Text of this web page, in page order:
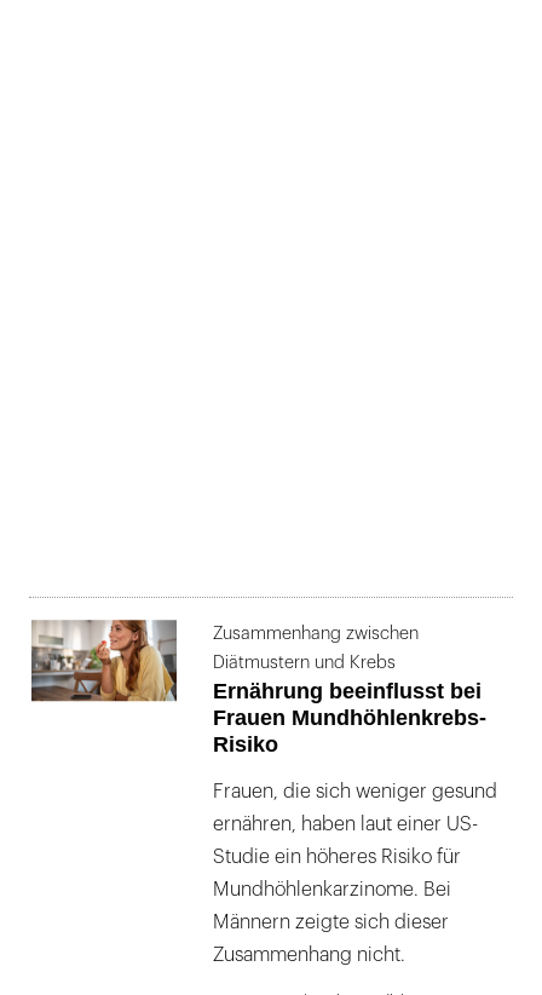
Zusammenhang zwischen
Diätmustern und Krebs
Ernährung beeinflusst bei
Frauen Mundhöhlenkrebs-
Risiko
Frauen, die sich weniger gesund
ernähren, haben laut einer US-
Studie ein höheres Risiko für
Mundhöhlenkarzinome. Bei
Männern zeigte sich dieser
Zusammenhang nicht.